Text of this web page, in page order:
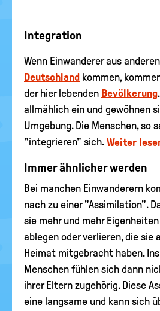
Integration
Wenn Einwanderer aus
Deutschland kommen,
der hier lebenden Bevölkerung
allmählich ein und gewöhnen
Umgebung. Die Menschen, so
"integrieren" sich. Weiter
Immer ähnlicher werden
Bei manchen Einwanderern
nach zu einer "Assimilation".
sie mehr und mehr
ablegen oder verlieren, die sie
Heimat mitgebracht haben.
Menschen fühlen sich dann
ihrer Eltern zugehörig. Diese
eine langsame und kann sich